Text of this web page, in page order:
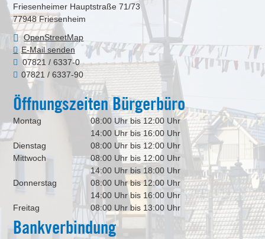
Friesenheimer Hauptstraße 71/73
77948 Friesenheim
OpenStreetMap
E-Mail senden
07821 / 6337-0
07821 / 6337-90
Öffnungszeiten Bürgerbüro
Montag
08:00 Uhr bis 12:00 Uhr
14:00 Uhr bis 16:00 Uhr
Dienstag
08:00 Uhr bis 12:00 Uhr
Mittwoch
08:00 Uhr bis 12:00 Uhr
14:00 Uhr bis 18:00 Uhr
Donnerstag
08:00 Uhr bis 12:00 Uhr
14:00 Uhr bis 16:00 Uhr
Freitag
08:00 Uhr bis 13:00 Uhr
Bankverbindung